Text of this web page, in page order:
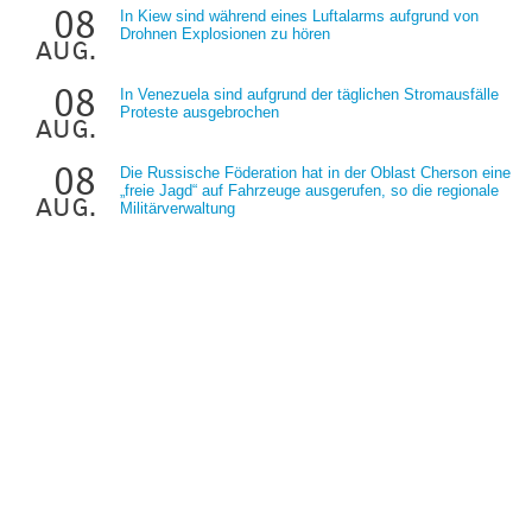
08
aug.
In Kiew sind während eines Luftalarms aufgrund von
Drohnen Explosionen zu hören
08
aug.
In Venezuela sind aufgrund der täglichen Stromausfälle
Proteste ausgebrochen
08
aug.
Die Russische Föderation hat in der Oblast Cherson eine
„freie Jagd“ auf Fahrzeuge ausgerufen, so die regionale
Militärverwaltung